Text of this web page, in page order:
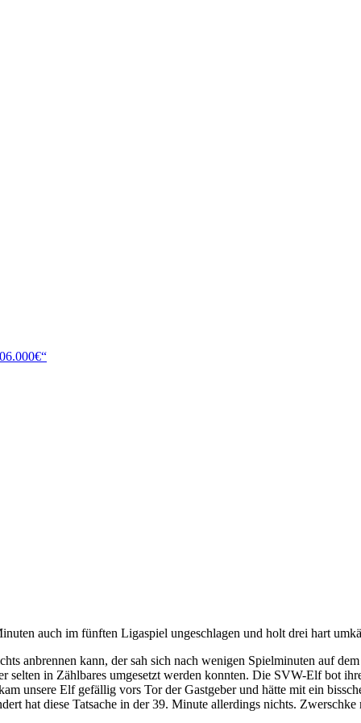
auch im fünften Ligaspiel ungeschlagen und holt drei hart
anbrennen kann, der sah sich nach wenigen Spielminuten auf
selten in Zählbares umgesetzt werden konnten. Die SVW-Elf bot
unsere Elf gefällig vors Tor der Gastgeber und hätte mit ein
hat diese Tatsache in der 39. Minute allerdings nichts.